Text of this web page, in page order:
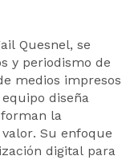
Quesnel, se
y periodismo de
medios impresos
diseña
la
Su enfoque
digital para